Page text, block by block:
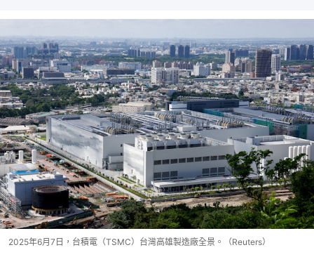
2025年6月7日，台積電（TSMC）台灣高雄製造廠全景。（Reuters）